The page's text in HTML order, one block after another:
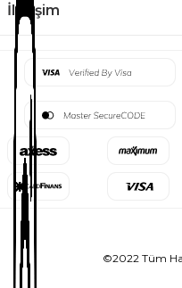
İletişim
©2022 Tüm